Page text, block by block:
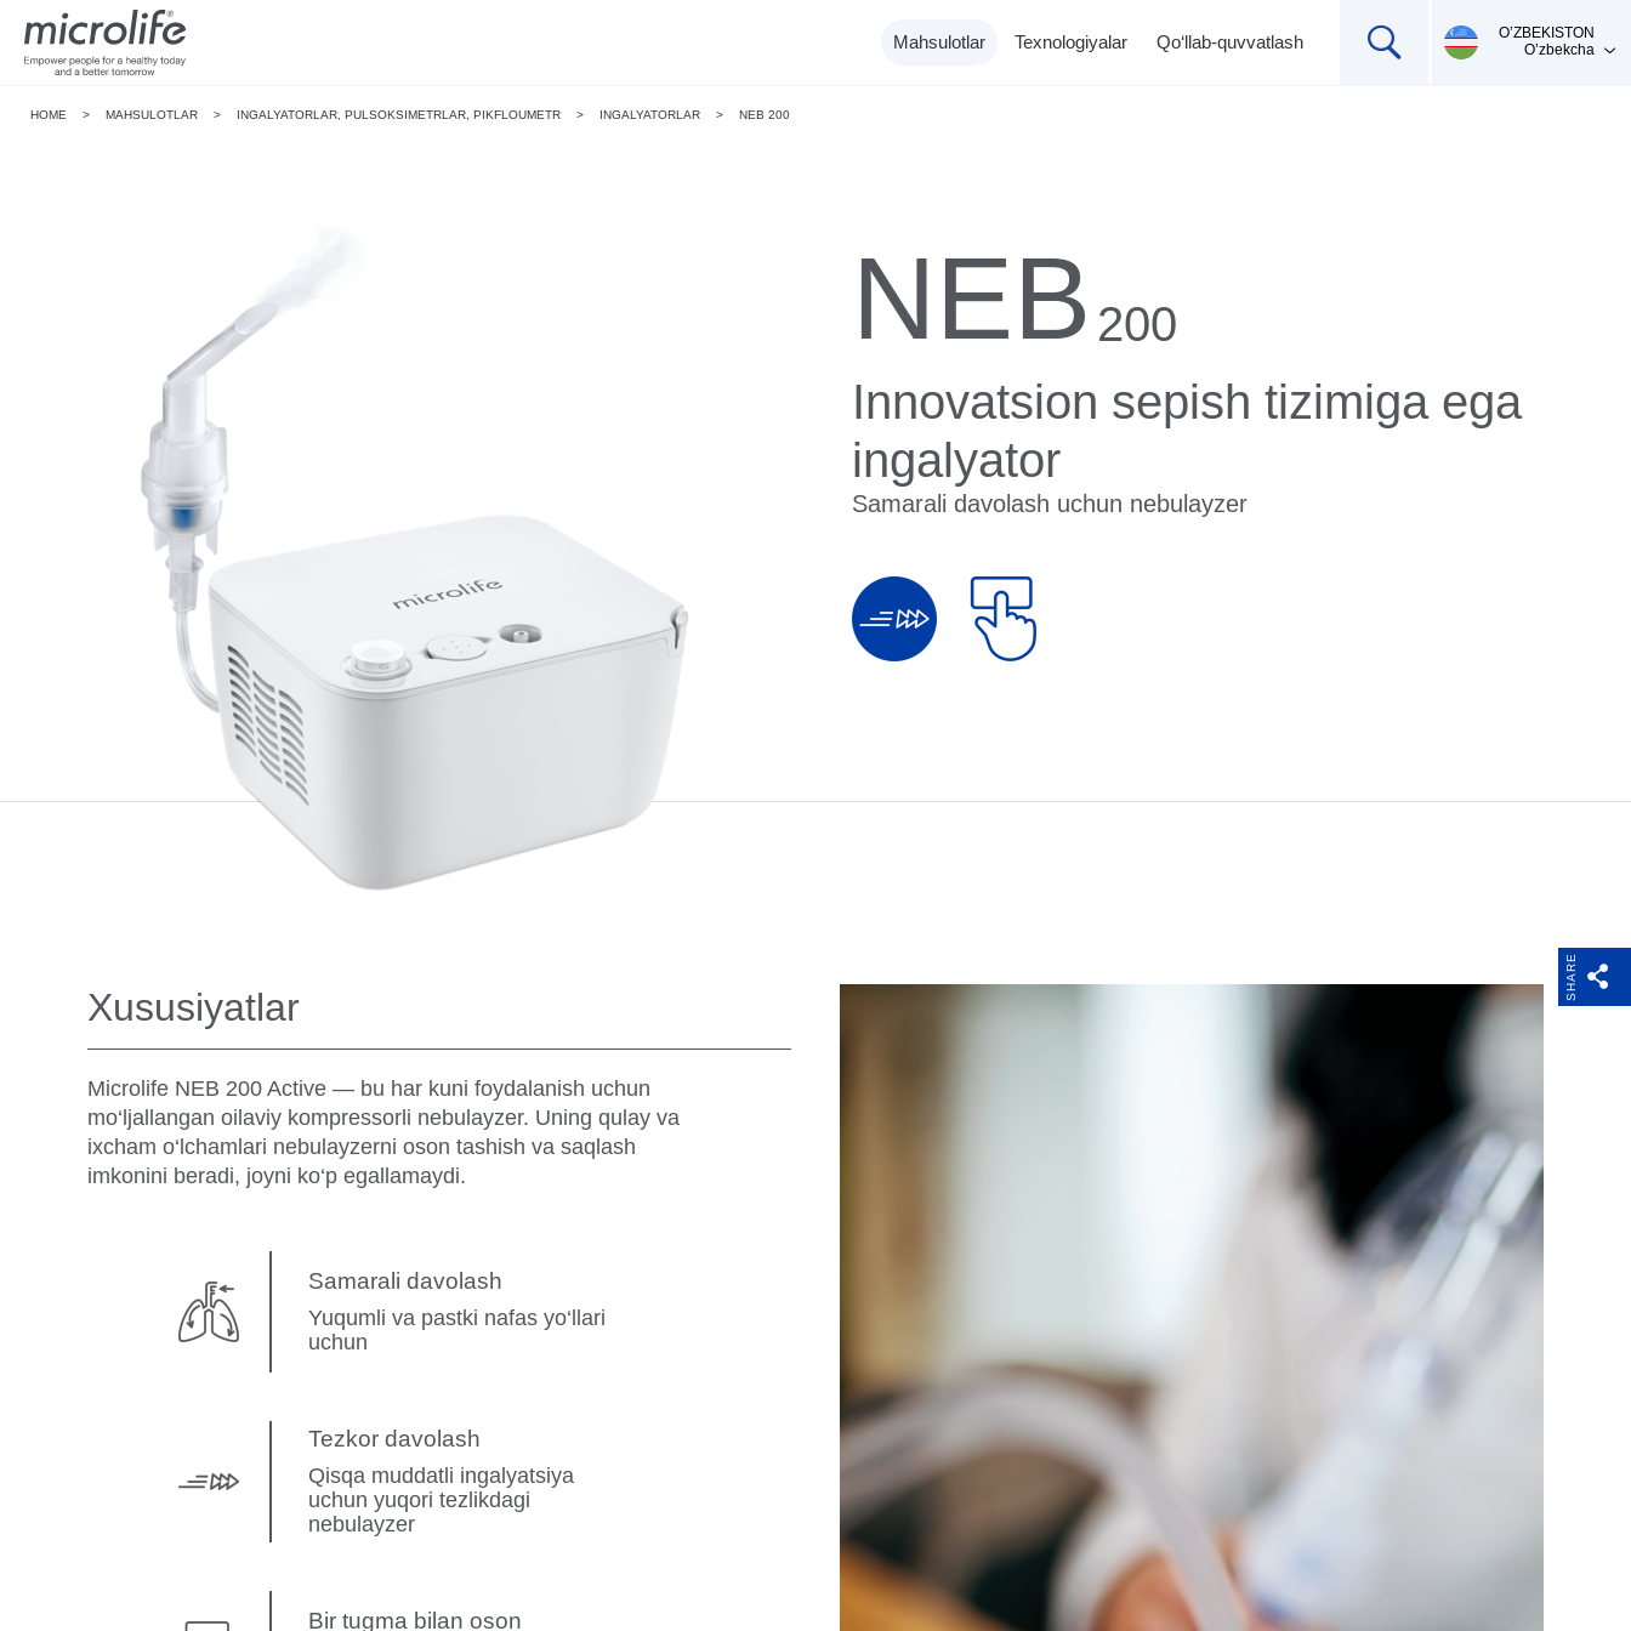
Mahsulotlar
pulsoksimetrlar,
pikfloumetr
Texnologiyalar Qo‘llab-quvvatlash
quvvatlash
О’ZBEKISTON
O’zbekcha
HOME > MAHSULOTLAR > INGALYATORLAR, PULSOKSIMETRLAR, PIKFLOUMETR > INGALYATORLAR > NEB 200
NEB 200
Innovatsion sepish tizimiga ega
ingalyator
Samarali davolash uchun nebulayzer
SHARE
Xususiyatlar
Microlife NEB 200 Active — bu har kuni foydalanish uchun
mo‘ljallangan oilaviy kompressorli nebulayzer. Uning qulay va
ixcham o‘lchamlari nebulayzerni oson tashish va saqlash
imkonini beradi, joyni ko‘p egallamaydi.
Samarali davolash
Yuqumli va pastki nafas yo‘llari
uchun
Tezkor davolash
Qisqa muddatli ingalyatsiya
uchun yuqori tezlikdagi
nebulayzer
Bir tugma bilan oson